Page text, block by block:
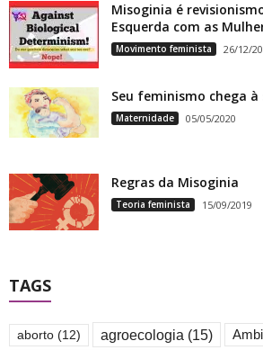
Misoginia é
Esquerda com as
Movimento feminista 26/12/
Seu feminismo chega à
Maternidade 05/05/2020
Regras da Misoginia
Teoria feminista 15/09/2019
TAGS
aborto (12) agroecologia (15)